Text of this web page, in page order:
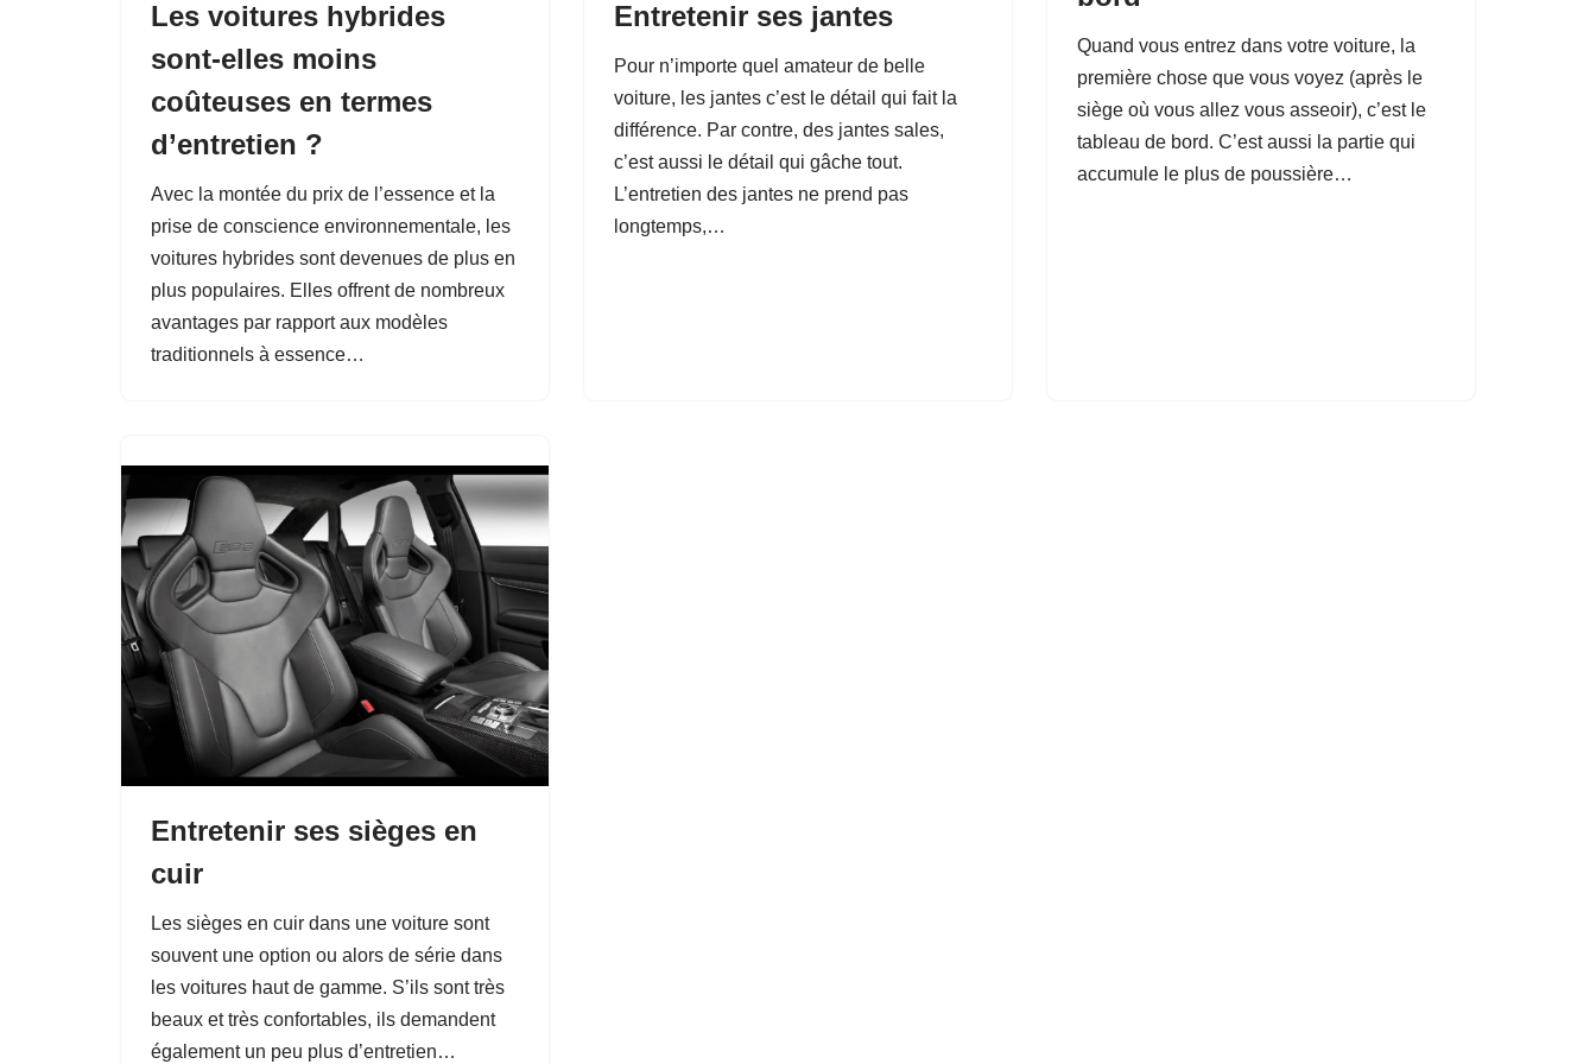
Les voitures hybrides
sont-elles moins
coûteuses en termes
d’entretien ?
Avec la montée du prix de l’essence et la
prise de conscience environnementale, les
voitures hybrides sont devenues de plus en
plus populaires. Elles offrent de nombreux
avantages par rapport aux modèles
traditionnels à essence…
Entretenir ses jantes
Pour n’importe quel amateur de belle
voiture, les jantes c’est le détail qui fait la
différence. Par contre, des jantes sales,
c’est aussi le détail qui gâche tout.
L’entretien des jantes ne prend pas
longtemps,…
Quand vous entrez dans votre voiture, la
première chose que vous voyez (après le
siège où vous allez vous asseoir), c’est le
tableau de bord. C’est aussi la partie qui
accumule le plus de poussière…
Entretenir ses sièges en
cuir
Les sièges en cuir dans une voiture sont
souvent une option ou alors de série dans
les voitures haut de gamme. S’ils sont très
beaux et très confortables, ils demandent
également un peu plus d’entretien…